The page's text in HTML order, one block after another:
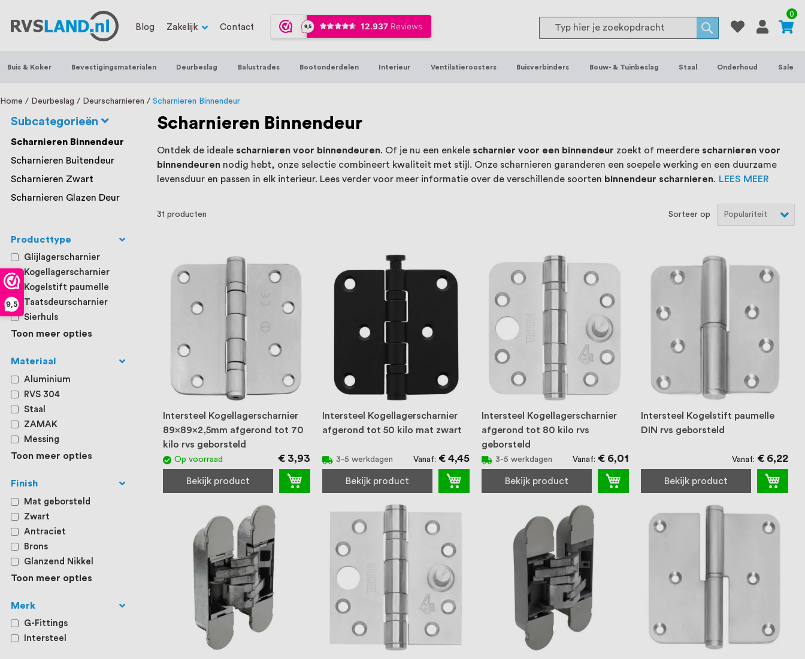
9,5
RVS Land is een écht familiebedrijf met bijna 20 jaar ervaring in RVS producten voor binnen- en buitenhuis, waaronder
trapleuningen, deurbeslag, ventilatieroosters en bouwbeslag. In onze webshop vind je het grootste assortiment van
een eigen werkplaats waar we RVS op maat produceren, geheel volgens jouw specifieke wensen. Al sinds onze oprichting
staat persoonlijke service bij ons voorop, want we geloven dat een goede relatie met onze klanten het verschil maakt.
Blog Zakelijk Contact
Search
Search
0
Buis & Koker Bevestigingsmaterialen Deurbeslag Balustrades Bootonderdelen Interieur Ventilatieroosters Buisverbinders Bouw- & Tuinbeslag Staal Onderhoud Sale
Home Deurbeslag Deurscharnieren Scharnieren Binnendeur
Scharnieren Binnendeur
Ontdek de ideale scharnieren voor binnendeuren. Of je nu een enkele scharnier voor een binnendeur zoekt of meerdere scharnieren voor
binnendeurennodig hebt, onze selectie combineert kwaliteit met stijl. Onze scharnieren garanderen een soepele werking en een duurzame
levensduur en passen in elk interieur. Lees verder voor meer informatie over de verschillende soorten binnendeur scharnieren. LEES MEER
31 producten Sorteer op
Intersteel Kogellagerscharnier
89x89x2,5mm afgerond tot 70
kilo rvs geborsteld
Op voorraad € 3,93
Bekijk product
Intersteel Kogellagerscharnier
afgerond tot 50 kilo mat zwart
3-5 werkdagen Vanaf € 4,45
Bekijk product
Intersteel Kogellagerscharnier
afgerond tot 80 kilo rvs
geborsteld
3-5 werkdagen Vanaf € 6,01
Bekijk product
Intersteel Kogelstift paumelle
DIN rvs geborsteld
Vanaf € 6,22
Bekijk product
Subcategorieën
Scharnieren Binnendeur
Scharnieren Buitendeur
Scharnieren Zwart
Scharnieren Glazen Deur
Producttype
Glijlagerscharnier
Kogellagerscharnier
Kogelstift paumelle
Taatsdeurscharnier
Sierhuls
Toon meer opties
Materiaal
Aluminium
RVS 304
Staal
ZAMAK
Messing
Toon meer opties
Finish
Mat geborsteld
Zwart
Antraciet
Brons
Glanzend Nikkel
Toon meer opties
Merk
G-Fittings
Intersteel